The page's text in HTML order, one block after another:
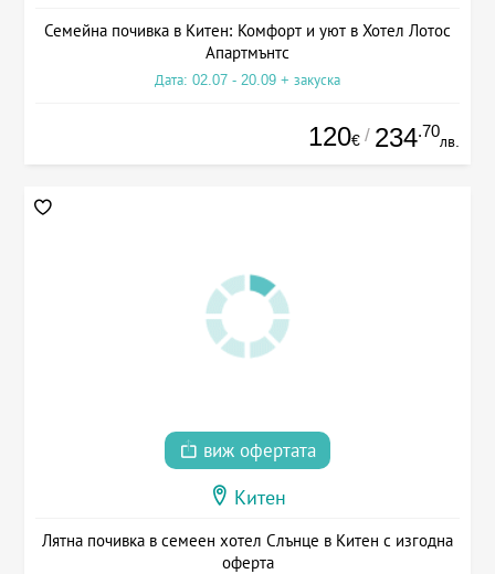
Семейна почивка в Китен: Комфорт и уют в Хотел Лотос
Апартмънтс
Дата: 02.07 - 20.09 + закуска
120€ / 234.70
лв.
виж офертата
Китен
Лятна почивка в семеен хотел Слънце в Китен с изгодна
оферта